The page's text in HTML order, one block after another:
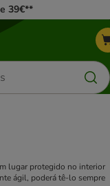
39€**
lugar protegido no interior
ágil, poderá tê-lo sempre